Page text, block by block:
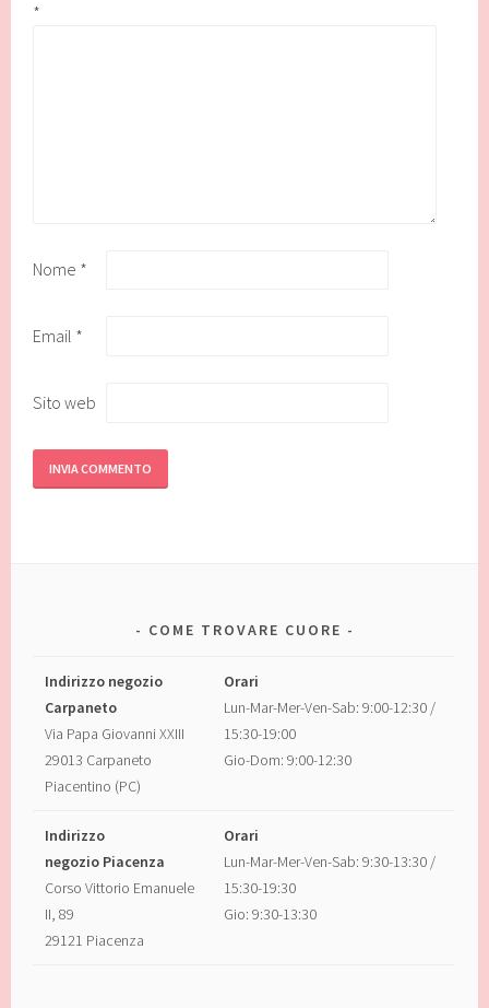
*
Nome *
Email *
Sito web
COME TROVARE CUORE
Indirizzo negozio
Carpaneto
Via Papa Giovanni XXIII
29013 Carpaneto
Piacentino (PC)
Orari
Lun-Mar-Mer-Ven-Sab: 9:00-12:30 /
15:30-19:00
Gio-Dom: 9:00-12:30
Indirizzo
negozio Piacenza
Corso Vittorio Emanuele
II, 89
29121 Piacenza
Orari
Lun-Mar-Mer-Ven-Sab: 9:30-13:30 /
15:30-19:30
Gio: 9:30-13:30